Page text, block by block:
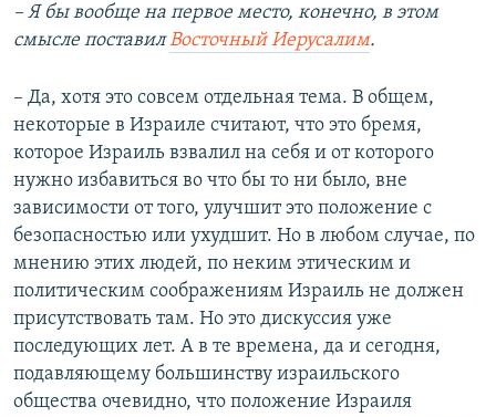
– Я бы вообще на первое место, конечно, в этом
смысле поставилВосточный Иерусалим.
– Да, хотя это совсем отдельная тема. В общем,
некоторые в Израиле считают, что это бремя,
которое Израиль взвалил на себя и от которого
нужно избавиться во что бы то ни было, вне
зависимости от того, улучшит это положение с
безопасностью или ухудшит. Но в любом случае, по
мнению этих людей, по неким этическим и
политическим соображениям Израиль не должен
присутствовать там. Но это дискуссия уже
последующих лет. А в те времена, да и сегодня,
подавляющему большинству израильского
общества очевидно, что положение Израиля